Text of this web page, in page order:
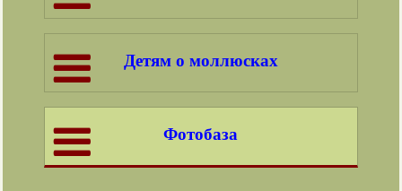
Детям о моллюсках
Фотобаза